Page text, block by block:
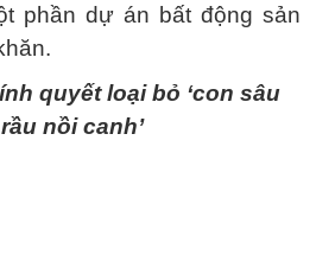
phần dự án bất động sản
quyết loại bỏ ‘con sâu
nồi canh’